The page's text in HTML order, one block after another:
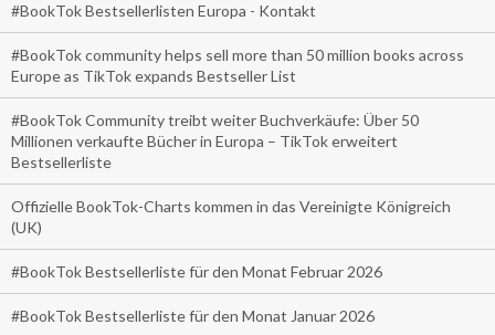
#BookTok Bestsellerlisten Europa - Kontakt
#BookTok community helps sell more than 50 million books across
Europe as TikTok expands Bestseller List
#BookTok Community treibt weiter Buchverkäufe: Über 50
Millionen verkaufte Bücher in Europa – TikTok erweitert
Bestsellerliste
Offizielle BookTok-Charts kommen in das Vereinigte Königreich
(UK)
#BookTok Bestsellerliste für den Monat Februar 2026
#BookTok Bestsellerliste für den Monat Januar 2026